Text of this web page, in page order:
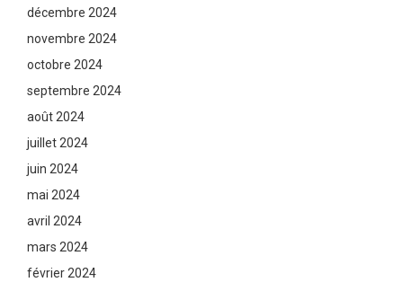
décembre 2024
novembre 2024
octobre 2024
septembre 2024
août 2024
juillet 2024
juin 2024
mai 2024
avril 2024
mars 2024
février 2024